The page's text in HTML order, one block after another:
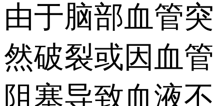
由于脑部血管突
然破裂或因血管
阻塞导致血液不